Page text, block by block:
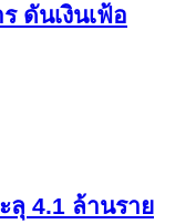
ดันเงินเฟ้อ
4.1 ล้านราย